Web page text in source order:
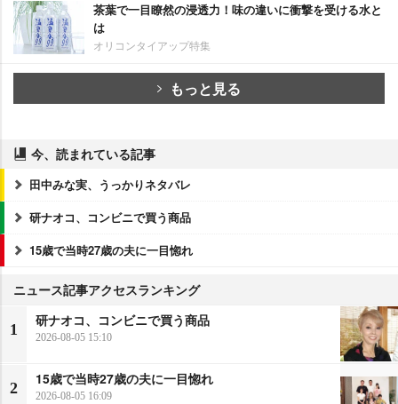
茶葉で一目瞭然の浸透力！味の違いに衝撃を受ける水と
は
オリコンタイアップ特集
もっと見る
今、読まれている記事
田中みな実、うっかりネタバレ
研ナオコ、コンビニで買う商品
15歳で当時27歳の夫に一目惚れ
ニュース記事アクセスランキング
1
研ナオコ、コンビニで買う商品
2026-08-05 15:10
2
15歳で当時27歳の夫に一目惚れ
2026-08-05 16:09